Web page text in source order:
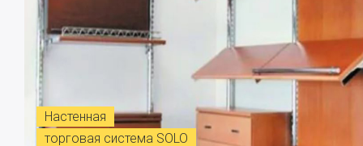
Настенная
торговая система SOLO